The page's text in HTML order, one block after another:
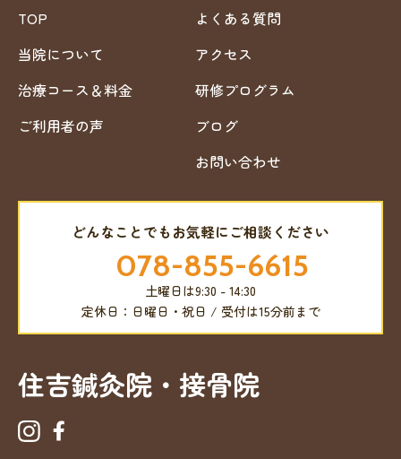
TOP
当院について
治療コース＆料金
ご利用者の声
よくある質問
アクセス
研修プログラム
ブログ
お問い合わせ
どんなことでもお気軽にご相談ください
078-855-6615
土曜日は9:30 - 14:30
定休日：日曜日・祝日 / 受付は15分前まで
住吉鍼灸院・接骨院